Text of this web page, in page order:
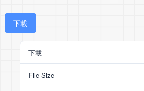
下載
下載
File Size